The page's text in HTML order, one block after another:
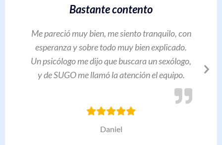
Bastante contento
Me pareció muy bien, me siento tranquilo, con
esperanza y sobre todo muy bien explicado.
Un psicólogo me dijo que buscara un sexólogo,
y de SUGO me llamó la atención el equipo.
Daniel